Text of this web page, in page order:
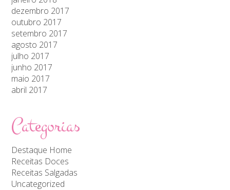
dezembro 2017
outubro 2017
setembro 2017
agosto 2017
julho 2017
junho 2017
maio 2017
abril 2017
Categorias
Destaque Home
Receitas Doces
Receitas Salgadas
Uncategorized